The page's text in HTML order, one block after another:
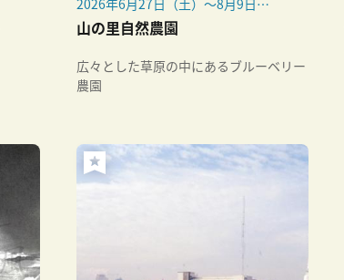
2026年6月27日（土）～8月9日
（日）の土・日曜のみ
・開園情報は当日朝に、下記公式
Instagramで発信しています。
山の里自然農園
広々とした草原の中にあるブルーベリー
農園